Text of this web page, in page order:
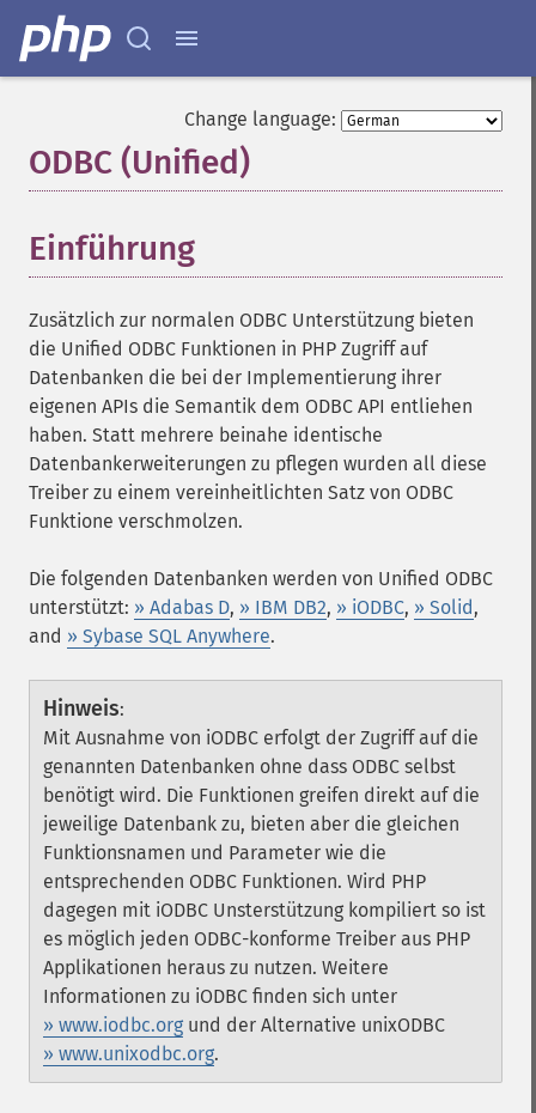
Change language:
ODBC (Unified)
Einführung
Zusätzlich zur normalen ODBC Unterstützung bieten
die Unified ODBC Funktionen in PHP Zugriff auf
Datenbanken die bei der Implementierung ihrer
eigenen APIs die Semantik dem ODBC API entliehen
haben. Statt mehrere beinahe identische
Datenbankerweiterungen zu pflegen wurden all diese
Treiber zu einem vereinheitlichten Satz von ODBC
Funktione verschmolzen.
Die folgenden Datenbanken werden von Unified ODBC
unterstützt: » Adabas D, » IBM DB2, » iODBC, » Solid,
and » Sybase SQL Anywhere.
Hinweis:
Mit Ausnahme von iODBC erfolgt der Zugriff auf die
genannten Datenbanken ohne dass ODBC selbst
benötigt wird. Die Funktionen greifen direkt auf die
jeweilige Datenbank zu, bieten aber die gleichen
Funktionsnamen und Parameter wie die
entsprechenden ODBC Funktionen. Wird PHP
dagegen mit iODBC Unsterstützung kompiliert so ist
es möglich jeden ODBC-konforme Treiber aus PHP
Applikationen heraus zu nutzen. Weitere
Informationen zu iODBC finden sich unter
» www.iodbc.org und der Alternative unixODBC
» www.unixodbc.org.